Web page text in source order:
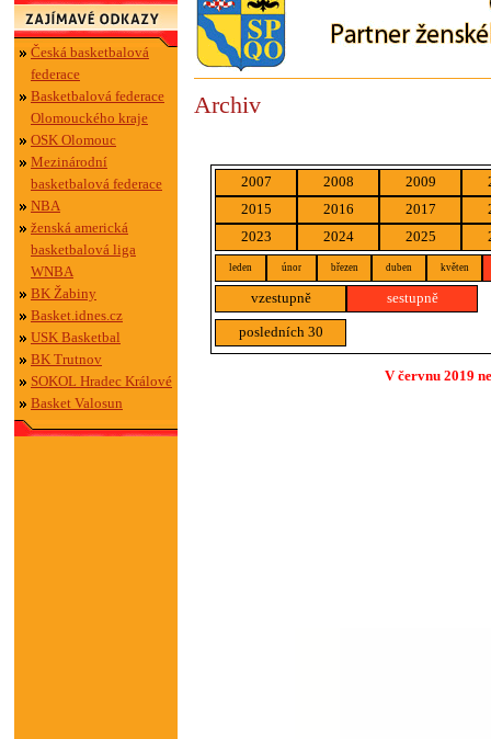
Česká basketbalová
federace
Basketbalová federace
Olomouckého kraje
OSK Olomouc
Mezinárodní
basketbalová federace
NBA
ženská americká
basketbalová liga
WNBA
BK Žabiny
Basket.idnes.cz
USK Basketbal
BK Trutnov
SOKOL Hradec Králové
Basket Valosun
Archiv
2007 2008 2009
2015
2016 2017
2023
2024 2025
leden únor březen duben květen
vzestupně sestupně
posledních 30
V červnu 2019